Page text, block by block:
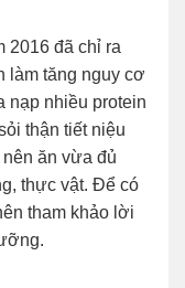
2016 đã chỉ ra
làm tăng nguy cơ
nạp nhiều protein
thận tiết niệu
ăn vừa đủ
thực vật. Để có
tham khảo lời